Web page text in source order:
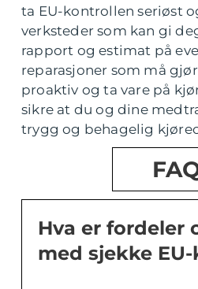
ta EU-kontrollen seriøst
verksteder som kan gi
rapport og estimat på
reparasjoner som må
proaktiv og ta vare på
sikre at du og dine
trygg og behagelig
Hva er fordeler
med sjekke